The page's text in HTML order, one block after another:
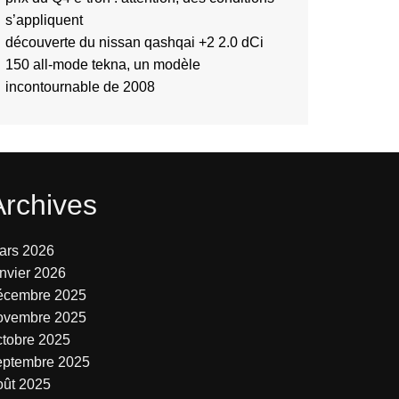
s’appliquent
découverte du nissan qashqai +2 2.0 dCi
150 all-mode tekna, un modèle
incontournable de 2008
2026
2026
2025
2025
2025
2025
2025